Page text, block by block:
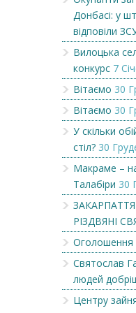
Донбасі: у
відповіли
Вилоцька
конкурс 7
Вітаємо 30
Вітаємо 30
У скільки
стіл? 30
Макраме –
Талабіри 30
РІЗДВЯНІ
Оголошення
Святослав
людей
Центру